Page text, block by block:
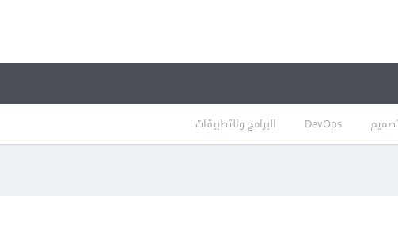
DevOps البرامج والتطبيقات